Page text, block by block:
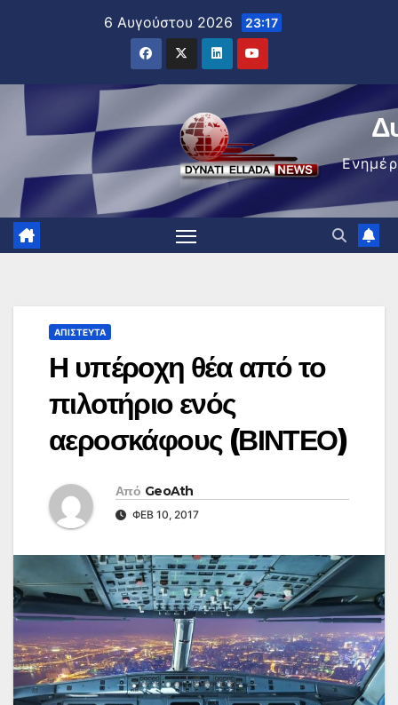
6 Αυγούστου 2026 23:17
ΑΠΊΣΤΕΥΤΑ
Η υπέροχη θέα από το
πιλοτήριο ενός
αεροσκάφους (ΒΙΝΤΕΟ)
Από GeoAth
ΦΕΒ 10, 2017